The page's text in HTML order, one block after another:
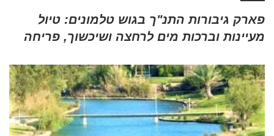
פארק גיבורות התנ"ך בגוש טלמונים: טיול
מעיינות וברכות מים לרחצה ושיכשוך, פריחה